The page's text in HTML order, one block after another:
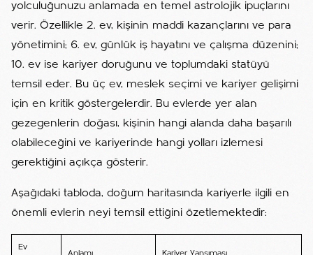
yolculuğunuzu anlamada en temel astrolojik ipuçlarını
verir. Özellikle 2. ev, kişinin maddi kazançlarını ve para
yönetimini; 6. ev, günlük iş hayatını ve çalışma düzenini;
10. ev ise kariyer doruğunu ve toplumdaki statüyü
temsil eder. Bu üç ev, meslek seçimi ve kariyer gelişimi
için en kritik göstergelerdir. Bu evlerde yer alan
gezegenlerin doğası, kişinin hangi alanda daha başarılı
olabileceğini ve kariyerinde hangi yolları izlemesi
gerektiğini açıkça gösterir.
Aşağıdaki tabloda, doğum haritasında kariyerle ilgili en
önemli evlerin neyi temsil ettiğini özetlemektedir:
Ev